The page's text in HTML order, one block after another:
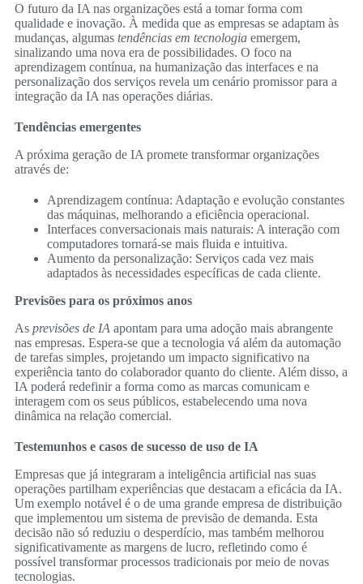
O futuro da IA nas organizações está a tomar forma com
qualidade e inovação. À medida que as empresas se adaptam às
mudanças, algumas tendências em tecnologia emergem,
sinalizando uma nova era de possibilidades. O foco na
aprendizagem contínua, na humanização das interfaces e na
personalização dos serviços revela um cenário promissor para a
integração da IA nas operações diárias.
Tendências emergentes
A próxima geração de IA promete transformar organizações
através de:
Aprendizagem contínua: Adaptação e evolução constantes
das máquinas, melhorando a eficiência operacional.
Interfaces conversacionais mais naturais: A interação com
computadores tornará-se mais fluida e intuitiva.
Aumento da personalização: Serviços cada vez mais
adaptados às necessidades específicas de cada cliente.
Previsões para os próximos anos
As previsões de IA apontam para uma adoção mais abrangente
nas empresas. Espera-se que a tecnologia vá além da automação
de tarefas simples, projetando um impacto significativo na
experiência tanto do colaborador quanto do cliente. Além disso, a
IA poderá redefinir a forma como as marcas comunicam e
interagem com os seus públicos, estabelecendo uma nova
dinâmica na relação comercial.
Testemunhos e casos de sucesso de uso de IA
Empresas que já integraram a inteligência artificial nas suas
operações partilham experiências que destacam a eficácia da IA.
Um exemplo notável é o de uma grande empresa de distribuição
que implementou um sistema de previsão de demanda. Esta
decisão não só reduziu o desperdício, mas também melhorou
significativamente as margens de lucro, refletindo como é
possível transformar processos tradicionais por meio de novas
tecnologias.